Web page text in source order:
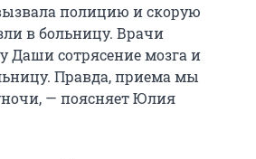
полицию и скорую
в больницу. Врачи
Даши сотрясение мозга и
Правда, приема мы
— поясняет Юлия